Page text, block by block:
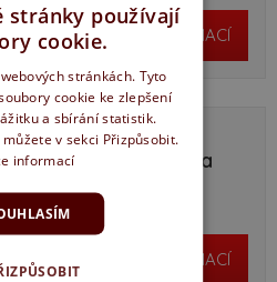
VÍCE INFORMACÍ
výrobě SEPOS Jihlava
VÍCE INFORMACÍ
stránky používají
cookie.
stránkách. Tyto
cookie ke zlepšení
a sbírání statistik.
v sekci Přizpůsobit.
informací